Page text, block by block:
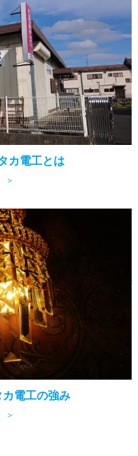
カ電工とは
＞
電工の強み
＞